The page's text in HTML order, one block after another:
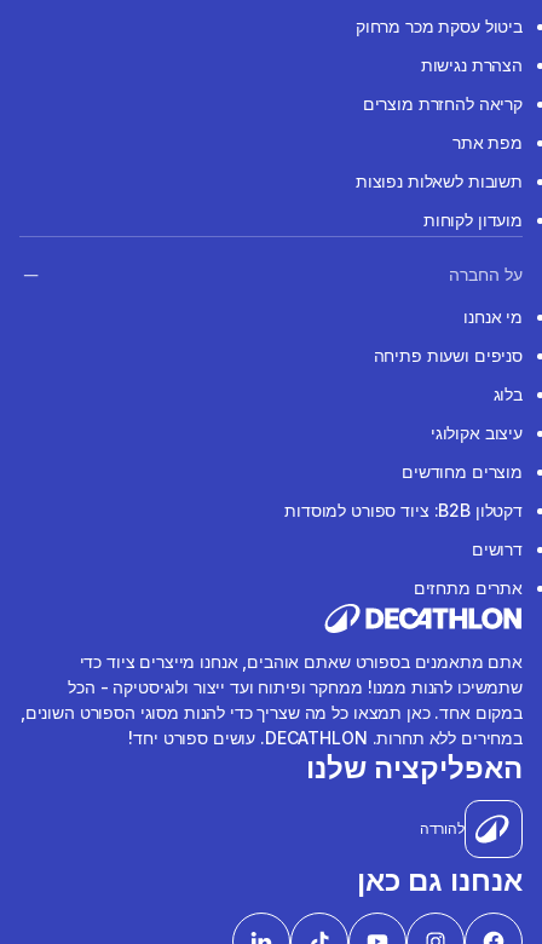
ביטול עסקת מכר מרחוק
הצהרת נגישות
קריאה להחזרת מוצרים
מפת אתר
תשובות לשאלות נפוצות
מועדון לקוחות
על החברה
מי אנחנו
סניפים ושעות פתיחה
בלוג
עיצוב אקולוגי
מוצרים מחודשים
דקטלון B2B: ציוד ספורט למוסדות
דרושים
אתרים מתחזים
אתם מתאמנים בספורט שאתם אוהבים, אנחנו מייצרים ציוד כדי
שתמשיכו להנות ממנו! ממחקר ופיתוח ועד ייצור ולוגיסטיקה - הכל
במקום אחד. כאן תמצאו כל מה שצריך כדי להנות מסוגי הספורט השונים,
במחירים ללא תחרות. DECATHLON. עושים ספורט יחד!
האפליקציה שלנו
להורדה
אנחנו גם כאן